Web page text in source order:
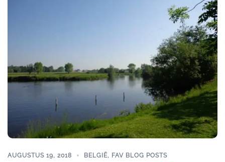
AUGUSTUS 19, 2018 BELGIË, FAV BLOG POSTS